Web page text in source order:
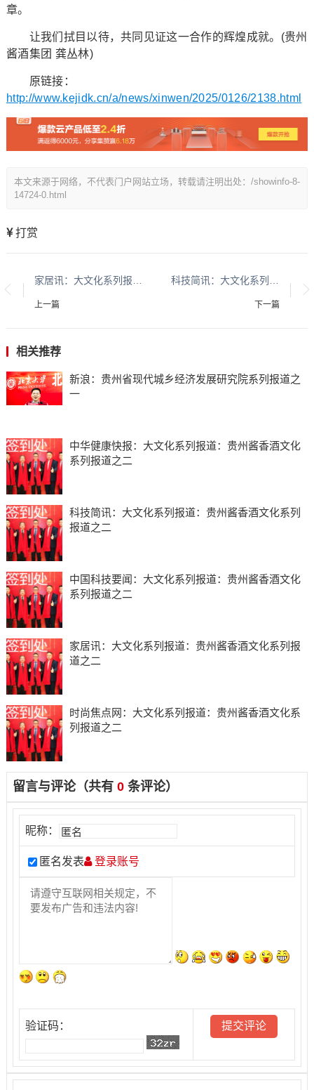
章。
让我们拭目以待，共同见证这一合作的辉煌成就。(贵州
酱酒集团 龚丛林)
原链接：
http://www.kejidk.cn/a/news/xinwen/2025/0126/2138.html
本文来源于网络，不代表门户网站立场，转载请注明出处：/showinfo-8-
14724-0.html
打赏
上一篇 下一篇
相关推荐
新浪：贵州省现代城乡经济发展研究院系列报道之
一
中华健康快报：大文化系列报道：贵州酱香酒文化
系列报道之二
科技简讯：大文化系列报道：贵州酱香酒文化系列
报道之二
中国科技要闻：大文化系列报道：贵州酱香酒文化
系列报道之二
家居讯：大文化系列报道：贵州酱香酒文化系列报
道之二
时尚焦点网：大文化系列报道：贵州酱香酒文化系
列报道之二
留言与评论（共有 0条评论）
昵称：
匿名发表 登录账号
验证码：